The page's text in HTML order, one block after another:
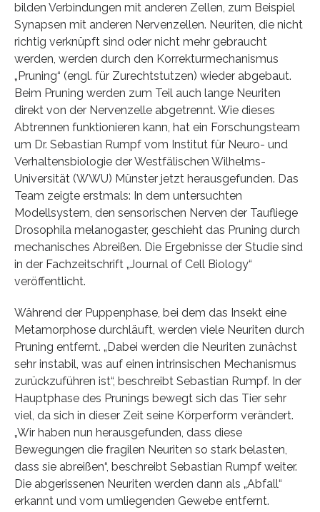
bilden Verbindungen mit anderen Zellen, zum Beispiel
Synapsen mit anderen Nervenzellen. Neuriten, die nicht
richtig verknüpft sind oder nicht mehr gebraucht
werden, werden durch den Korrekturmechanismus
„Pruning“ (engl. für Zurechtstutzen) wieder abgebaut.
Beim Pruning werden zum Teil auch lange Neuriten
direkt von der Nervenzelle abgetrennt. Wie dieses
Abtrennen funktionieren kann, hat ein Forschungsteam
um Dr. Sebastian Rumpf vom Institut für Neuro- und
Verhaltensbiologie der Westfälischen Wilhelms-
Universität (WWU) Münster jetzt herausgefunden. Das
Team zeigte erstmals: In dem untersuchten
Modellsystem, den sensorischen Nerven der Taufliege
Drosophila melanogaster, geschieht das Pruning durch
mechanisches Abreißen. Die Ergebnisse der Studie sind
in der Fachzeitschrift „Journal of Cell Biology“
veröffentlicht.
Während der Puppenphase, bei dem das Insekt eine
Metamorphose durchläuft, werden viele Neuriten durch
Pruning entfernt. „Dabei werden die Neuriten zunächst
sehr instabil, was auf einen intrinsischen Mechanismus
zurückzuführen ist“, beschreibt Sebastian Rumpf. In der
Hauptphase des Prunings bewegt sich das Tier sehr
viel, da sich in dieser Zeit seine Körperform verändert.
„Wir haben nun herausgefunden, dass diese
Bewegungen die fragilen Neuriten so stark belasten,
dass sie abreißen“, beschreibt Sebastian Rumpf weiter.
Die abgerissenen Neuriten werden dann als „Abfall“
erkannt und vom umliegenden Gewebe entfernt.